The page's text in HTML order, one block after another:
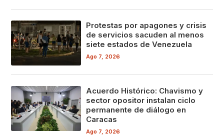
Protestas por apagones y crisis
de servicios sacuden al menos
siete estados de Venezuela
Ago 7, 2026
Acuerdo Histórico: Chavismo y
sector opositor instalan ciclo
permanente de diálogo en
Caracas
Ago 7, 2026